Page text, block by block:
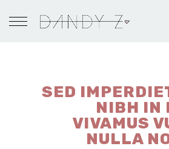
SED
NIBH IN
VIVAMUS
NULLA